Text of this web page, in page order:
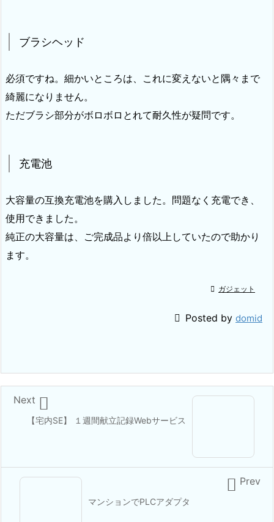
ブラシヘッド
必須ですね。細かいところは、これに変えないと隅々まで
綺麗になりません。
ただブラシ部分がボロボロとれて耐久性が疑問です。
充電池
大容量の互換充電池を購入しました。問題なく充電でき、
使用できました。
純正の大容量は、ご完成品より倍以上していたので助かり
ます。
 ガジェット
 Posted by domid
【宅内SE】 １週間献立記録Webサービス

Next
マンションでPLCアダプタ
 Prev